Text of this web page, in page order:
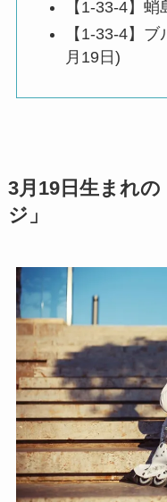
【1-33-4】
【1-33-4】
月19日)
3月19日生まれ
ジ」